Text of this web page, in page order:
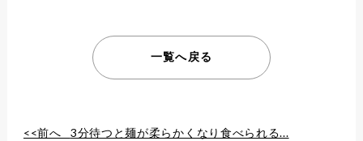
一覧へ戻る
<<前へ 3分待つと麺が柔らかくなり食べられる...